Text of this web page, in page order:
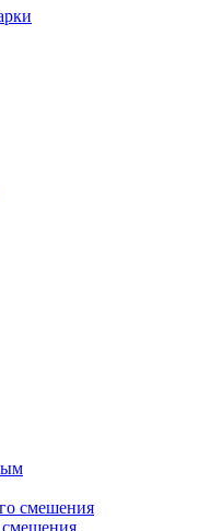
смешения
смешения